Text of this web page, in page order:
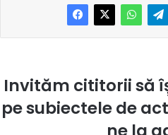
Invităm cititorii să
pe subiectele de